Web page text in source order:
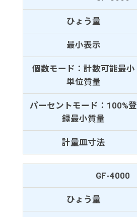
ひょう量
最小表示
個数モード：計数可能最小
単位質量
パーセントモード：100%登
録最小質量
計量皿寸法
GF-4000
ひょう量